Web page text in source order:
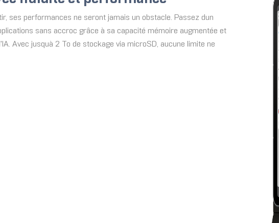
ses performances ne seront jamais un obstacle. Passez dun
sans accroc grâce à sa capacité mémoire augmentée et
Avec jusquà 2 To de stockage via microSD, aucune limite ne